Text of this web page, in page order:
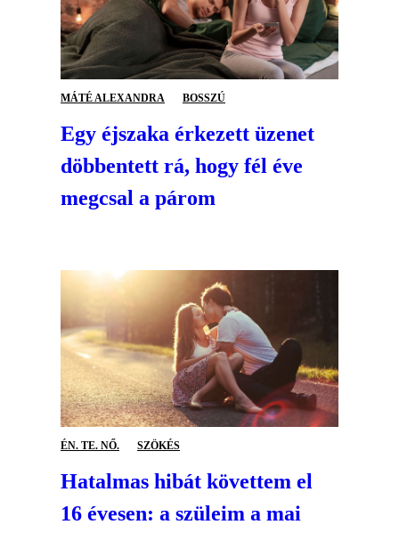
MÁTÉ ALEXANDRA BOSSZÚ
Egy éjszaka érkezett üzenet
döbbentett rá, hogy fél éve
megcsal a párom
ÉN. TE. NŐ. SZÖKÉS
Hatalmas hibát követtem el
16 évesen: a szüleim a mai